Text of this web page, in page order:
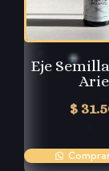
Eje
$